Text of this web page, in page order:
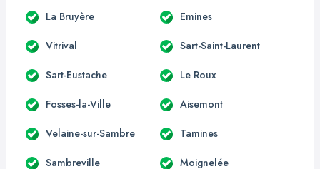
La Bruyère Emines
Vitrival Sart-Saint-Laurent
Sart-Eustache Le Roux
Fosses-la-Ville Aisemont
Velaine-sur-Sambre Tamines
Sambreville Moignelée